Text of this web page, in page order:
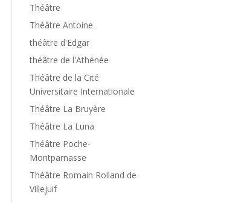
Théâtre
Théâtre Antoine
théâtre d'Edgar
théâtre de l'Athénée
Théâtre de la Cité
Universitaire Internationale
Théâtre La Bruyère
Théâtre La Luna
Théâtre Poche-
Montparnasse
Théâtre Romain Rolland de
Villejuif